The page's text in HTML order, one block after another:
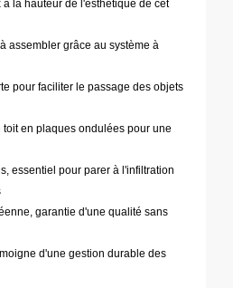
la hauteur de l'esthétique de cet
assembler grâce au système à
pour faciliter le passage des objets
toit en plaques ondulées pour une
essentiel pour parer à l'infiltration
garantie d'une qualité sans
d'une gestion durable des